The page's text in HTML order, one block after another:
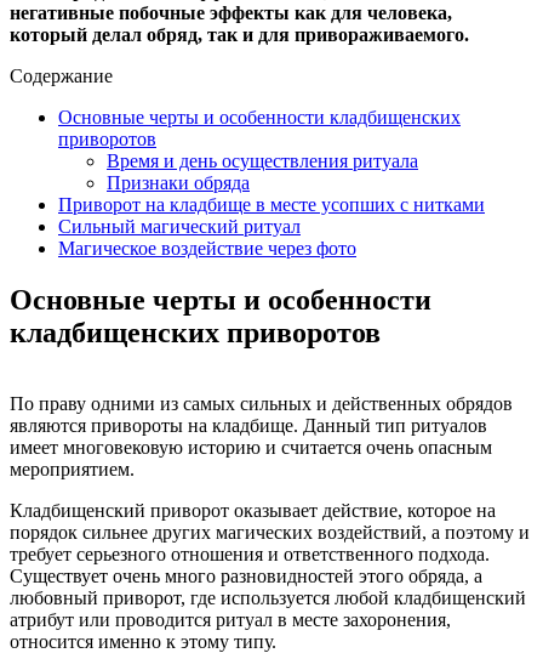
негативные побочные эффекты как для человека,
который делал обряд, так и для привораживаемого.
Содержание
Основные черты и особенности кладбищенских
приворотов
Время и день осуществления ритуала
Признаки обряда
Приворот на кладбище в месте усопших с нитками
Сильный магический ритуал
Магическое воздействие через фото
Основные черты и особенности
кладбищенских приворотов
По праву одними из самых сильных и действенных обрядов
являются привороты на кладбище. Данный тип ритуалов
имеет многовековую историю и считается очень опасным
мероприятием.
Кладбищенский приворот оказывает действие, которое на
порядок сильнее других магических воздействий, а поэтому и
требует серьезного отношения и ответственного подхода.
Существует очень много разновидностей этого обряда, а
любовный приворот, где используется любой кладбищенский
атрибут или проводится ритуал в месте захоронения,
относится именно к этому типу.